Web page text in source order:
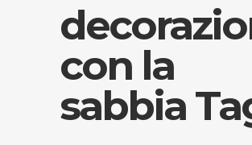
con la
sabbia